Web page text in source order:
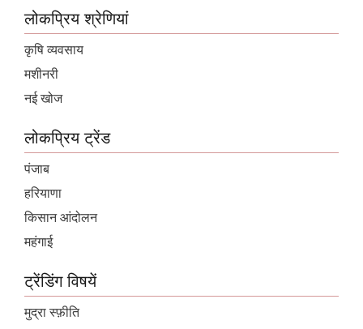
लोकप्रिय श्रेणियां
कृषि व्यवसाय
मशीनरी
नई खोज
लोकप्रिय ट्रेंड
पंजाब
हरियाणा
किसान आंदोलन
महंगाई
ट्रेंडिंग विषयें
मुद्रा स्फ़ीति